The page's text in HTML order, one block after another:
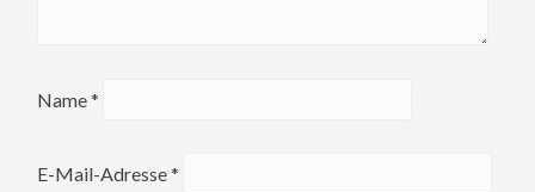
Name*
E-Mail-Adresse*